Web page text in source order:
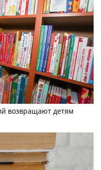
возвращают детям